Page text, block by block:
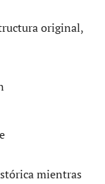
original,
mientras